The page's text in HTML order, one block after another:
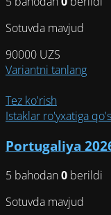
Sotuvda mavjud
90000 UZS
Variantni tanlangЭтот
Tez ko'rish
Istaklar ro'yxatiga
Portugaliya
5 bahodan0 berildi
Sotuvda mavjud